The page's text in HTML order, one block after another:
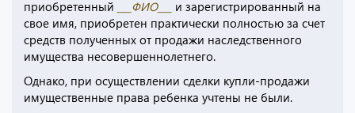
приобретенный
___ФИО___ и зарегистрированный на
свое имя, приобретен практически полностью за счет
средств полученных от продажи наследственного
имущества несовершеннолетнего.
Однако, при осуществлении сделки купли-продажи
имущественные права ребенка учтены не были.